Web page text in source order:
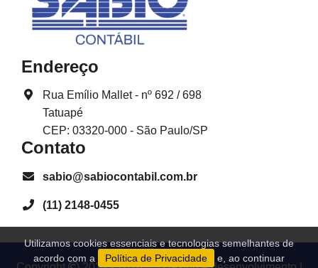
Utilizamos cookies essenciais e tecnologias semelhantes de
acordo com a
Política de Privacidade
e, ao continuar
Endereço
Rua Emílio Mallet - nº 692 / 698
Tatuapé
CEP: 03320-000 - São Paulo/SP
Contato
sabio@sabiocontabil.com.br
(11) 2148-0455